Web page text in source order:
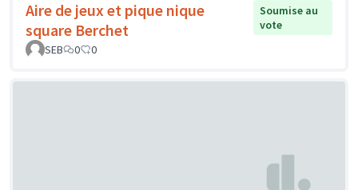
Aire de jeux et pique nique
square Berchet
Soumise au
vote
SEB
0 0